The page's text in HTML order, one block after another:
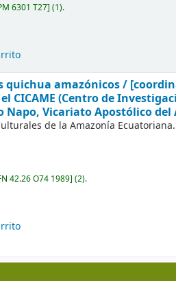
6301 T27 (1).
quichua amazónicos /
CICAME (Centro de
Napo, Vicariato Apostólico del
de la Amazonía Ecuatoriana.
42.26 O74 1989 (2).